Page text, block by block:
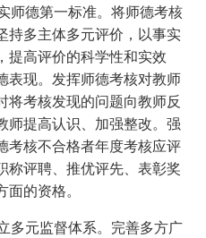
德第一标准。将师德考核
持多主体多元评价，以事实
提高评价的科学性和实效
表现。发挥师德考核对教师
将考核发现的问题向教师反
师提高认识、加强整改。强
考核不合格者年度考核应评
称评聘、推优评先、表彰奖
的资格。
元监督体系。完善多方广